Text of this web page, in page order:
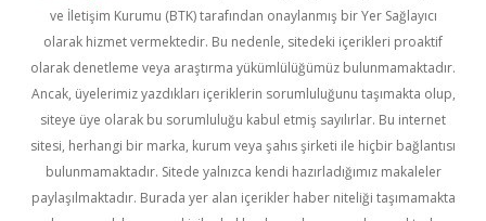
ve İletişim Kurumu (BTK) tarafından onaylanmış bir Yer Sağlayıcı
olarak hizmet vermektedir. Bu nedenle, sitedeki içerikleri proaktif
olarak denetleme veya araştırma yükümlülüğümüz bulunmamaktadır.
Ancak, üyelerimiz yazdıkları içeriklerin sorumluluğunu taşımakta olup,
siteye üye olarak bu sorumluluğu kabul etmiş sayılırlar. Bu internet
sitesi, herhangi bir marka, kurum veya şahıs şirketi ile hiçbir bağlantısı
bulunmamaktadır. Sitede yalnızca kendi hazırladığımız makaleler
paylaşılmaktadır. Burada yer alan içerikler haber niteliği taşımamakta